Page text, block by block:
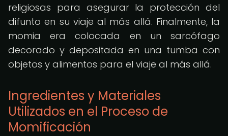
religiosas para asegurar la protección del
difunto en su viaje al más allá. Finalmente, la
momia era colocada en un sarcófago
decorado y depositada en una tumba con
objetos y alimentos para el viaje al más allá.
Ingredientes y Materiales
Utilizados en el Proceso de
Momificación